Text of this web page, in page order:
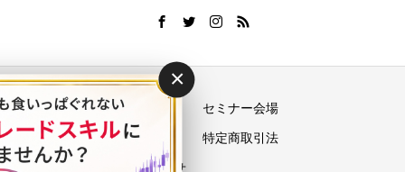
運営会社 セミナー会場
プライバシーポリシー 特定商取引法
お問い合わせ
×